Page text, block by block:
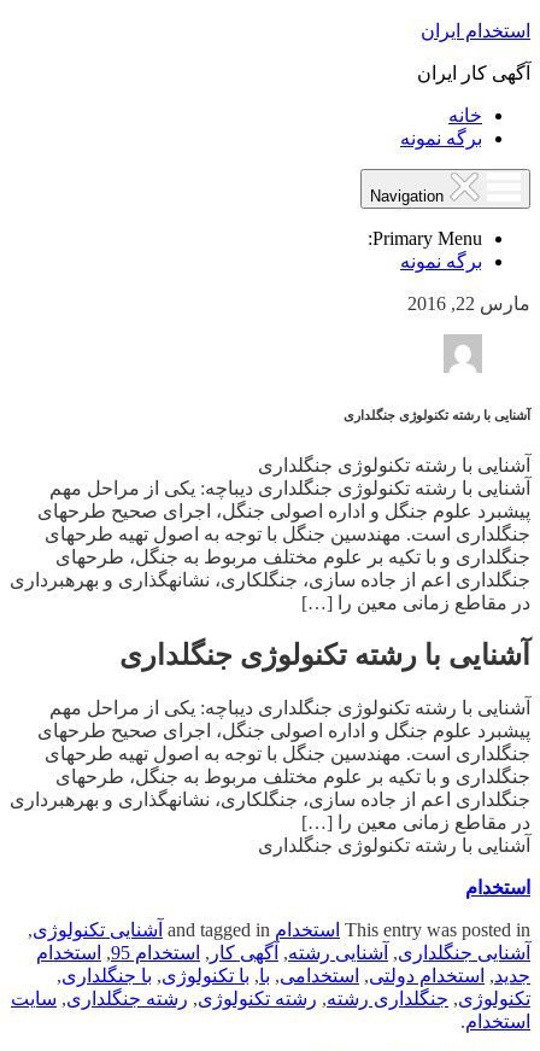
استخدام ایران
آگهی کار ایران
خانه
برگه نمونه
Primary Menu:
برگه نمونه
مارس 22, 2016
آشنایی با رشته تکنولوژی جنگلداری
آشنایی با رشته تکنولوژی جنگلداری
آشنایی با رشته تکنولوژی جنگلداری دیباچه: یکی از مراحل مهم
پیشبرد علوم جنگل و اداره اصولی جنگل، اجرای صحیح طرح‎های
جنگلداری است. مهندسین جنگل با توجه به اصول تهیه طرح‎های
جنگلداری و با تکیه بر علوم مختلف مربوط به جنگل، طرح‎‏های
جنگلداری اعم از جاده سازی، جنگل‎کاری، نشانه‎گذاری و بهره‎برداری
در مقاطع زمانی معین را […]
آشنایی با رشته تکنولوژی جنگلداری
آشنایی با رشته تکنولوژی جنگلداری دیباچه: یکی از مراحل مهم
پیشبرد علوم جنگل و اداره اصولی جنگل، اجرای صحیح طرح‎های
جنگلداری است. مهندسین جنگل با توجه به اصول تهیه طرح‎های
جنگلداری و با تکیه بر علوم مختلف مربوط به جنگل، طرح‎‏های
جنگلداری اعم از جاده سازی، جنگل‎کاری، نشانه‎گذاری و بهره‎برداری
در مقاطع زمانی معین را […]
آشنایی با رشته تکنولوژی جنگلداری
استخدام
This entry was posted in استخدام آشنایی تکنولوژی,
آشنایی جنگلداری, آشنایی رشته, آگهی کار , استخدام 95 , استخدام
جدید, استخدام دولتی, استخدامی, با, با تکنولوژی, با جنگلداری,
تکنولوژی, جنگلداری رشته, رشته تکنولوژی, رشته جنگلداری, سایت
استخدام.